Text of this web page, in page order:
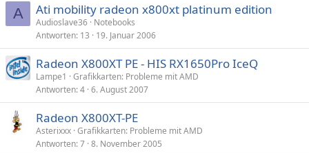
A Ati mobility radeon x800xt platinum edition
Audioslave36 Notebooks
Antworten 13 19. Januar 2006
Radeon X800XT PE - HIS RX1650Pro IceQ
Lampe1
Grafikkarten: Probleme mit AMD
Antworten 4 6. August 2007
Radeon X800XT-PE
Asterixxx Grafikkarten: Probleme mit AMD
Antworten 7 8. November 2005